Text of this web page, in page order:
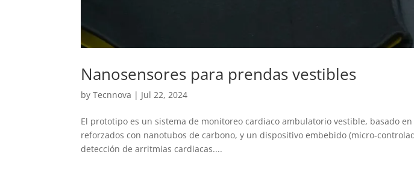
Nanosensores para prendas vestibles
byTecnnova | Jul 22, 2024
El prototipo es un sistema de monitoreo cardiaco ambulatorio vestible, basado
reforzados con nanotubos de carbono, y un dispositivo embebido (micro-
detección de arritmias cardiacas....